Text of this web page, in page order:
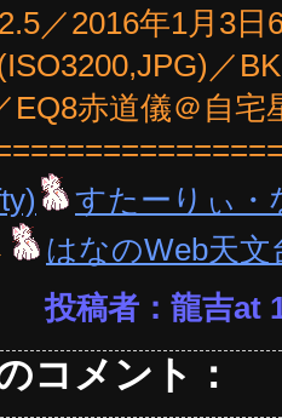
／2016年1月3
／
EQ8赤道儀＠自宅
すたーりぃ・
はなのWeb天文
投稿者：龍吉at
コメント：